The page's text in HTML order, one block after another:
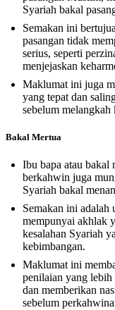
Syariah bakal
Semakan ini
pasangan tidak
serius, seperti
menjejaskan
Maklumat ini juga
yang tepat dan
sebelum
Bakal Mertua
Ibu bapa atau bakal
berkahwin juga
Syariah bakal
Semakan ini adalah
mempunyai akhlak
kesalahan Syariah
kebimbangan.
Maklumat ini
penilaian yang lebih
dan memberikan
sebelum